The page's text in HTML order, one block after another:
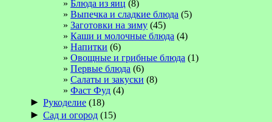
Блюда из яиц (8)
Выпечка и сладкие блюда (5)
Заготовки на зиму (45)
Каши и молочные блюда (4)
Напитки (6)
Овощные и грибные блюда (1)
Первые блюда (6)
Салаты и закуски (8)
Фаст Фуд (4)
► Рукоделие (18)
► Сад и огород (15)